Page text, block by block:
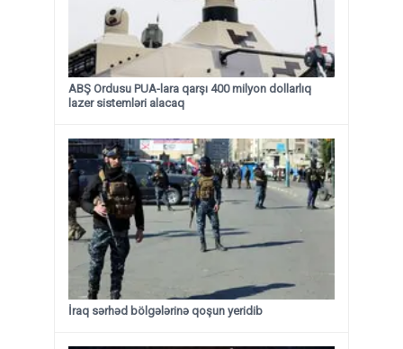
ABŞ Ordusu PUA-lara qarşı 400 milyon dollarlıq
lazer sistemləri alacaq
İraq sərhəd bölgələrinə qoşun yeridib